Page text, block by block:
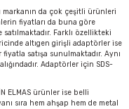
markanın da çok çeşitli ürünleri
fiyatları da buna göre
Farklı özellikteki
altıgen girişli adaptörler ise
satışa sunulmaktadır. Aynı
Adaptörler için SDS-
ELMAS ürünler ise belli
sıra hem ahşap hem de metal